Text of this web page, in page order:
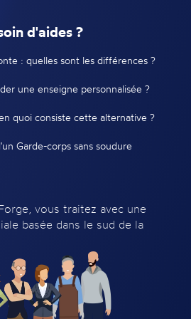
d'aides ?
: quelles sont les différences ?
une enseigne personnalisée ?
quoi consiste cette alternative ?
Garde-corps sans soudure
vous traitez avec une
basée dans le sud de la